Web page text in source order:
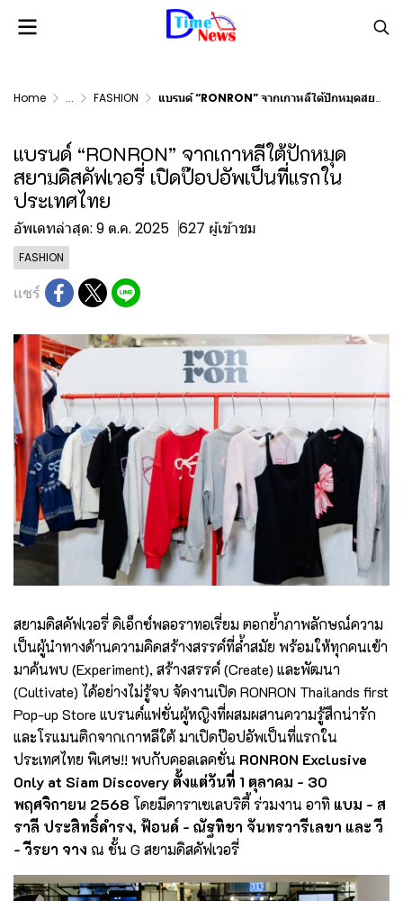
Home ... FASHION แบรนด์ “RONRON” จากเกาหลีใต้ปักหมุดสยามดิสคัฟเวอรี่ เปิดป๊อปอัพเป็นที่แรกในประเทศไทย
แบรนด์ “RONRON” จากเกาหลีใต้ปักหมุด
สยามดิสคัฟเวอรี่ เปิดป๊อปอัพเป็นที่แรกใน
ประเทศไทย
อัพเดทล่าสุด: 9 ต.ค. 2025 627 ผู้เข้าชม
FASHION
แชร์
สยามดิสคัฟเวอรี่ ดิเอ็กซ์พลอราทอเรี่ยม ตอกย้ำภาพลักษณ์ความ
เป็นผู้นำทางด้านความคิดสร้างสรรค์ที่ล้ำสมัย พร้อมให้ทุกคนเข้า
มาค้นพบ (Experiment), สร้างสรรค์ (Create) และพัฒนา
(Cultivate) ได้อย่างไม่รู้จบ จัดงานเปิด RONRON Thailands first
Pop-up Store แบรนด์แฟชั่นผู้หญิงที่ผสมผสานความรู้สึกน่ารัก
และโรแมนติกจากเกาหลีใต้ มาเปิดป๊อปอัพเป็นที่แรกใน
ประเทศไทย พิเศษ!! พบกับคอลเลคชั่น RONRON Exclusive
Only at Siam Discovery ตั้งแต่วันที่ 1 ตุลาคม - 30
พฤศจิกายน 2568 โดยมีดาราเซเลบริตี้ ร่วมงาน อาทิ แบม - ส
ราลี ประสิทธิ์ดำรง, ฟ้อนด์ - ณัฐทิชา จันทรวารีเลขา และ วี
- วีรยา จาง ณ ชั้น G สยามดิสคัฟเวอรี่